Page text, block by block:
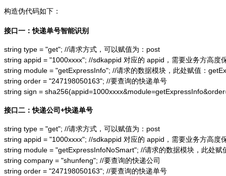
构造伪代码如下：
接口一：快递单号智能识别
string type = "get"; //请求方式，可以赋值为：post
string appid = "1000xxxx"; //sdkappid 对应的 appid，需要业务方高度
string module = "getExpressInfo"; //请求的数据模块，此处赋值：
string order = "247198050163"; //要查询的快递单号
string sign =
接口二：快递公司+快递单号
string type = "get"; //请求方式，可以赋值为：post
string appid = "1000xxxx"; //sdkappid 对应的 appid，需要业务方高度
string module = "getExpressInfoNoSmart"; //请求的数据模块，此处赋
string company = "shunfeng"; //要查询的快递公司
string order = "247198050163"; //要查询的快递单号